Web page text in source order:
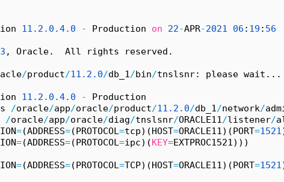
11. 2. 0.4. 0 - Production on 22-APR-2021 06 : 19 : 56
, Oracle.  All rights reserved.
/product/11. 2. 0/db_1/bin/tnslsnr: please wait...
11. 2. 0.4. 0 -
Production
/oracle/app/oracle/product/11. 2. 0/db_1/network/
/oracle/app/oracle/diag/tnslsnr/ORACLE11/listener/
=(ADDRESS=(PROTOCOL=tcp)(HOST=ORACLE11)(PORT=1521
=(ADDRESS=(PROTOCOL=ipc)(KEY=EXTPROC1521)))
=(ADDRESS=(PROTOCOL=TCP)(HOST=ORACLE11)(PORT=1521